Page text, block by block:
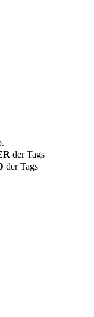
der Tags
der Tags